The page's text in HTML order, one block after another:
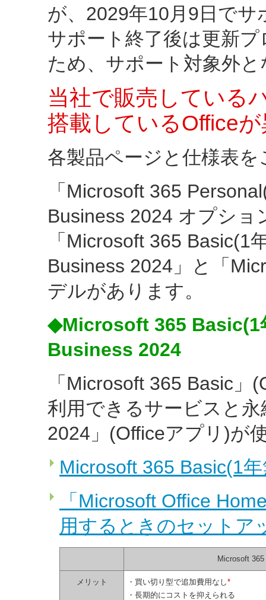
が、2029年10月9日で
サポート終了後は更新
ため、サポート対象外
当社で販売している
搭載しているOffice
各製品ページと仕様表
「Microsoft 365
Business 2024 オプシ
「Microsoft 365 Basic(1
Business 2024」と「
デルがあります。
◆Microsoft 365 Basic(1
Business 2024
「Microsoft 365 Basic
利用できるサービスと
2024」(Officeアプリ)が
Microsoft 365 Basic(1
「Microsoft Office
用するときのセットア
Microsoft
メリット ・買い切り型で追加費用なし*
・長期的にコストを抑えられる